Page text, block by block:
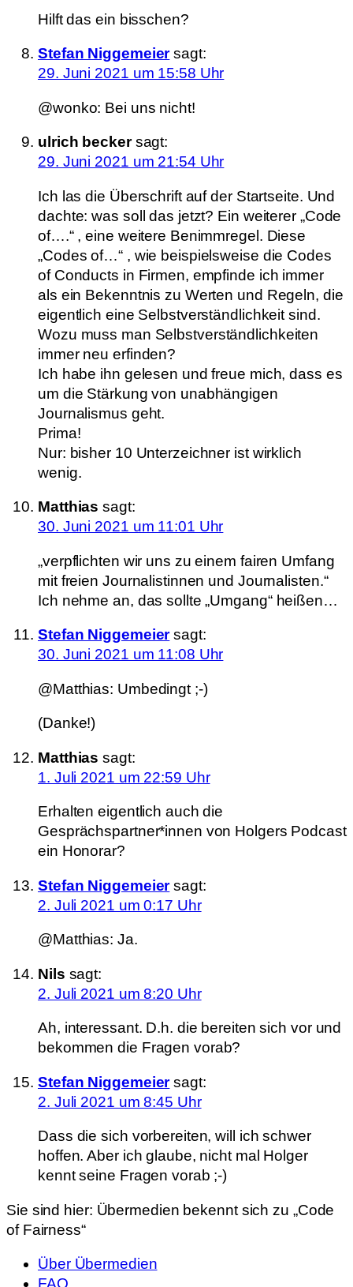
Hilft das ein bisschen?
Stefan Niggemeier sagt:
29. Juni 2021 um 15:58 Uhr
@wonko: Bei uns nicht!
ulrich becker sagt:
29. Juni 2021 um 21:54 Uhr
Ich las die Überschrift auf der Startseite. Und
dachte: was soll das jetzt? Ein weiterer „Code
of….“ , eine weitere Benimmregel. Diese
„Codes of…“ , wie beispielsweise die Codes
of Conducts in Firmen, empfinde ich immer
als ein Bekenntnis zu Werten und Regeln, die
eigentlich eine Selbstverständlichkeit sind.
Wozu muss man Selbstverständlichkeiten
immer neu erfinden?
Ich habe ihn gelesen und freue mich, dass es
um die Stärkung von unabhängigen
Journalismus geht.
Prima!
Nur: bisher 10 Unterzeichner ist wirklich
wenig.
Matthias sagt:
30. Juni 2021 um 11:01 Uhr
„verpflichten wir uns zu einem fairen Umfang
mit freien Journalistinnen und Journalisten.“
Ich nehme an, das sollte „Umgang“ heißen…
Stefan Niggemeier sagt:
30. Juni 2021 um 11:08 Uhr
@Matthias: Umbedingt ;-)
(Danke!)
Matthias sagt:
1. Juli 2021 um 22:59 Uhr
Erhalten eigentlich auch die
Gesprächspartner*innen von Holgers Podcast
ein Honorar?
Stefan Niggemeier sagt:
2. Juli 2021 um 0:17 Uhr
@Matthias: Ja.
Nils sagt:
2. Juli 2021 um 8:20 Uhr
Ah, interessant. D.h. die bereiten sich vor und
bekommen die Fragen vorab?
Stefan Niggemeier sagt:
2. Juli 2021 um 8:45 Uhr
Dass die sich vorbereiten, will ich schwer
hoffen. Aber ich glaube, nicht mal Holger
kennt seine Fragen vorab ;-)
Sie sind hier: Übermedien bekennt sich zu „Code
of Fairness“
Über Übermedien
FAQ